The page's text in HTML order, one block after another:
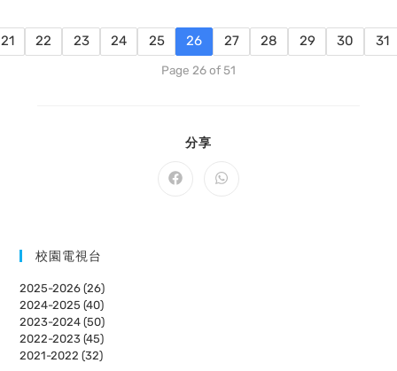
21 22 23 24 25 26 27 28 29 30 31
Page 26 of 51
分享
CONTENT
Opens
Opens
校園電視台
2025-2026 (26)
2024-2025 (40)
2023-2024 (50)
2022-2023 (45)
2021-2022 (32)